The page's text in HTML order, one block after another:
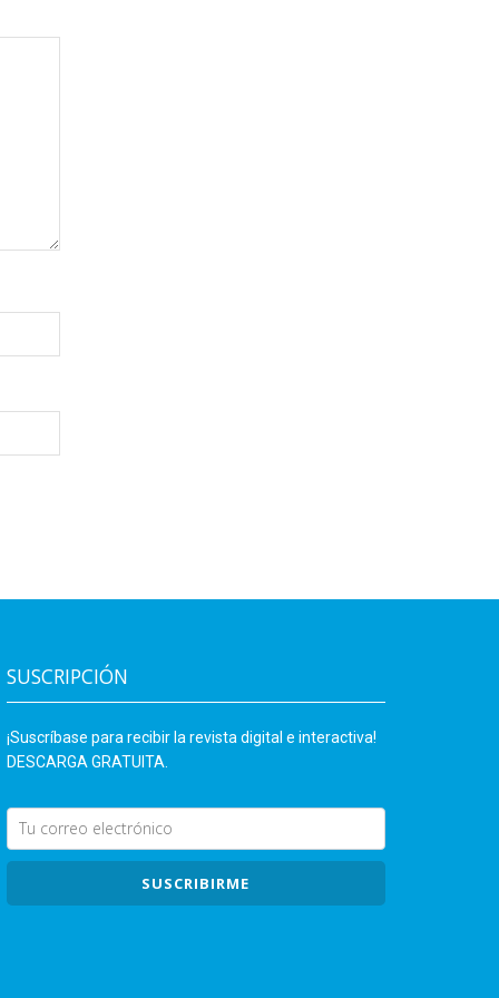
SUSCRIPCIÓN
¡Suscríbase para recibir la revista digital e interactiva!
DESCARGA GRATUITA.
SUSCRIBIRME